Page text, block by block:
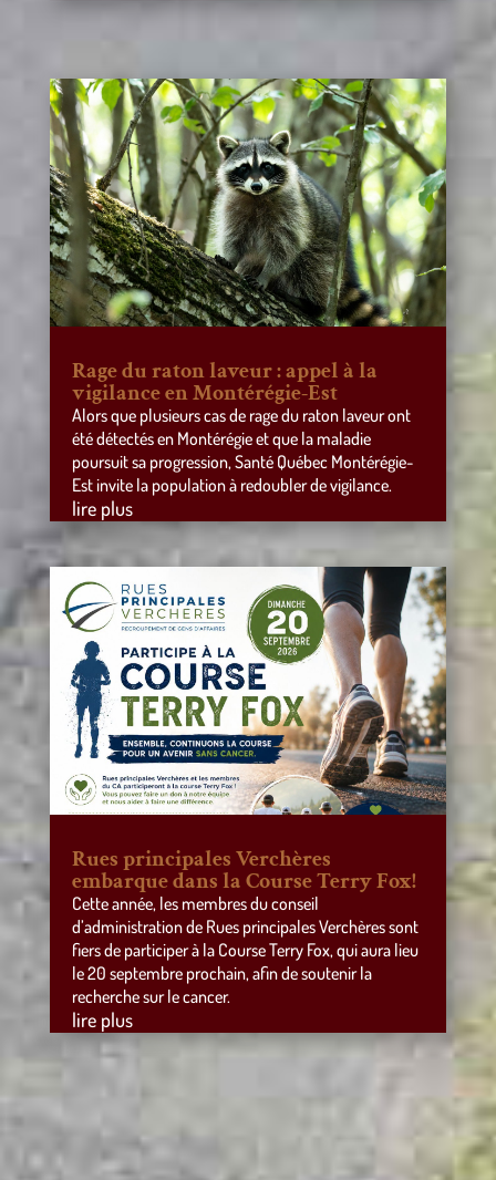
Rage du raton laveur : appel à la
vigilance en Montérégie-Est
Alors que plusieurs cas de rage du raton laveur ont
été détectés en Montérégie et que la maladie
poursuit sa progression, Santé Québec Montérégie-
Est invite la population à redoubler de vigilance.
lire plus
Rues principales Verchères
embarque dans la Course Terry Fox!
Cette année, les membres du conseil
d’administration de Rues principales Verchères sont
fiers de participer à la Course Terry Fox, qui aura lieu
le 20 septembre prochain, afin de soutenir la
recherche sur le cancer.
lire plus